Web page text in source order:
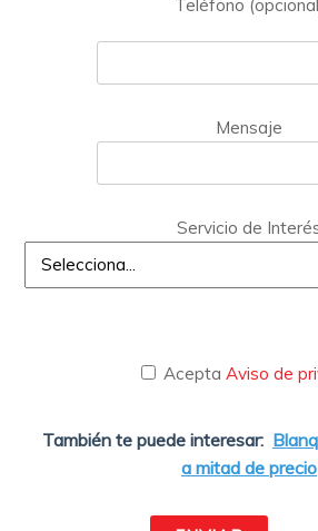
Teléfono
Mensaje
Servicio de
AceptaAviso de
También te puede interesar:
a mitad de precio